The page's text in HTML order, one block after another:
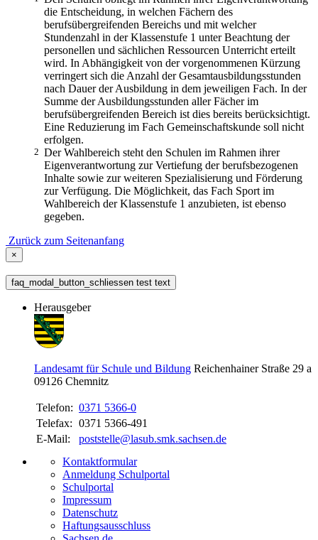
die Entscheidung, in welchen Fächern des
berufsübergreifenden Bereichs und mit welcher
Stundenzahl in der Klassenstufe 1 unter Beachtung der
personellen und sächlichen Ressourcen Unterricht erteilt
wird. In Abhängigkeit von der vorgenommenen Kürzung
verringert sich die Anzahl der Gesamtausbildungsstunden
nach Dauer der Ausbildung in dem jeweiligen Fach. In der
Summe der Ausbildungsstunden aller Fächer im
berufsübergreifenden Bereich ist dies bereits berücksichtigt.
Eine Reduzierung im Fach Gemeinschaftskunde soll nicht
erfolgen.
2 Der Wahlbereich steht den Schulen im Rahmen ihrer
Eigenverantwortung zur Vertiefung der berufsbezogenen
Inhalte sowie zur weiteren Spezialisierung und Förderung
zur Verfügung. Die Möglichkeit, das Fach Sport im
Wahlbereich der Klassenstufe 1 anzubieten, ist ebenso
gegeben.
Zurück zum Seitenanfang
×
faq_modal_button_schliessen test text
Herausgeber
Landesamt für Schule und Bildung Reichenhainer Straße 29 a
09126 Chemnitz
Telefon: 0371 5366-0
Telefax: 0371 5366-491
E-Mail:
poststelle@lasub.smk.sachsen.de
Kontaktformular
Anmeldung Schulportal
Schulportal
Impressum
Datenschutz
Haftungsausschluss